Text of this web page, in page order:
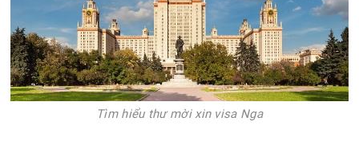
Tìm hiểu thư mời xin visa Nga